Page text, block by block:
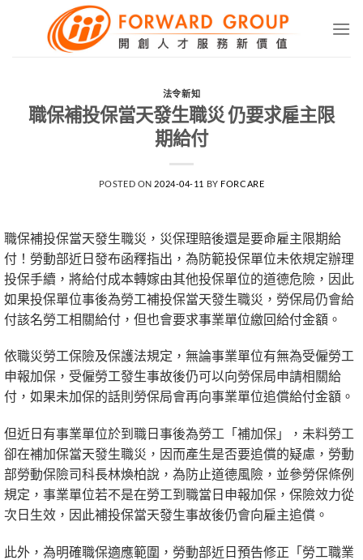
法令新知
職保補投保當天發生職災 仍要求雇主限
期給付
POSTED ON 2024-04-11 BY FORCARE
職保補投保當天發生職災，災保理賠後還是要命雇主限期給
付！勞動部近日發布函釋指出，為防範投保單位未依規定辦理
投保手續，將給付成本轉嫁由其他投保單位的道德危險，因此
如果投保單位事後為勞工補投保當天發生職災，勞保局仍會給
付該名勞工相關給付，但也會要求事業單位繳回給付金額。
依職災勞工保險及保護法規定，無論事業單位有無為受僱勞工
申報加保，受僱勞工發生事故後仍可以向勞保局申請相關給
付，如果未加保的話則勞保局會再向事業單位追償給付金額。
但近日有事業單位於到職日事後為勞工「補加保」，未料勞工
卻在補加保當天發生職災，因而產生是否要追償的疑慮，勞動
部勞動保險司科長林煥柏說，為防止道德風險，並參勞保條例
規定，事業單位若不是在勞工到職當日申報加保，保險效力從
次日生效，因此補投保當天發生事故後仍會向雇主追償。
此外，為明確職保適應範圍，勞動部近日預告修正「勞工職業